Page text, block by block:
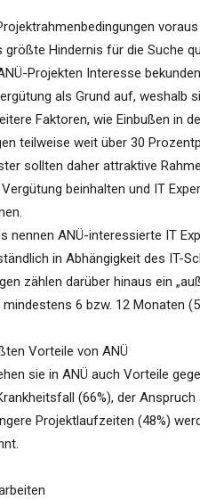
voraus
Hindernis für die Suche
Projekten Interesse
als Grund auf, weshalb
Faktoren, wie Einbußen in
teilweise weit über 30
sollten daher attraktive
beinhalten und IT
nennen ANÜ-interessierte IT
in Abhängigkeit des IT-
zählen darüber hinaus ein
6 bzw. 12 Monaten
Vorteile von ANÜ
sie in ANÜ auch Vorteile
(66%), der
Projektlaufzeiten (48%)